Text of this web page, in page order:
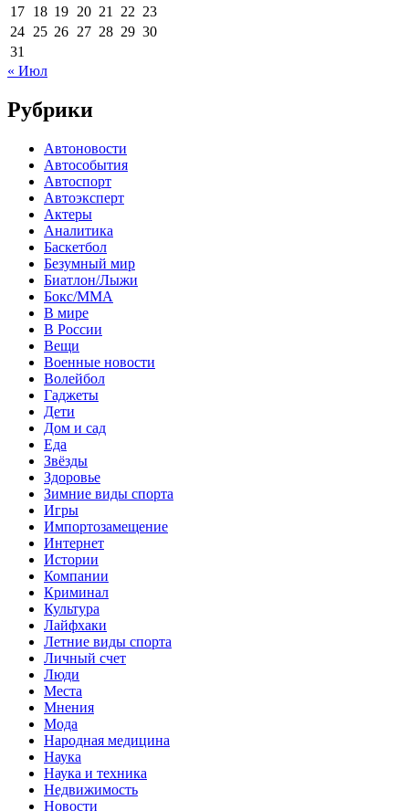
17 18 19 20 21 22 23
24 25 26 27 28 29 30
31
« Июл
Рубрики
Автоновости
Автособытия
Автоспорт
Автоэксперт
Актеры
Аналитика
Баскетбол
Безумный мир
Биатлон/Лыжи
Бокс/MMA
В мире
В России
Вещи
Военные новости
Волейбол
Гаджеты
Дети
Дом и сад
Еда
Звёзды
Здоровье
Зимние виды спорта
Игры
Импортозамещение
Интернет
Истории
Компании
Криминал
Культура
Лайфхаки
Летние виды спорта
Личный счет
Люди
Места
Мнения
Мода
Народная медицина
Наука
Наука и техника
Недвижимость
Новости